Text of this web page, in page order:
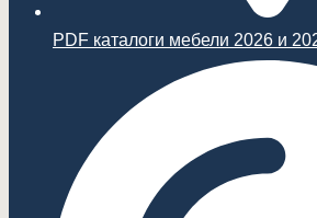
PDF каталоги мебели 2026 и